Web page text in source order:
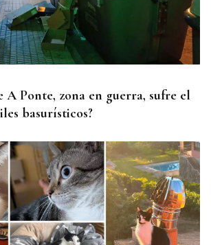
A Ponte, zona en guerra, sufre el
basurísticos?